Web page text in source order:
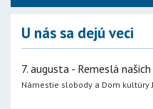
U nás sa dejú veci
7. augusta - Remeslá
Námestie slobody a Dom kultúry